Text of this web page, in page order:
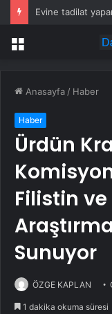
Menü
Anasayfa / Haber
Haber
Ürdün
Filistin
Sunuyor
ÖZGE KAPLAN
1 dakika okuma süresi